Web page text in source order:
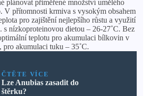
plánovat přiměřené množství umělého
V přítomnosti krmiva s vysokým obsahem
pro zajištění nejlepšího růstu a využití
s nízkoproteinovou dietou – 26-27˚С. Bez
teplotu pro akumulaci bílkovin v
pro akumulaci tuku – 35˚C.
ČTĚTE VÍCE
Lze Anubias zasadit do
štěrku?